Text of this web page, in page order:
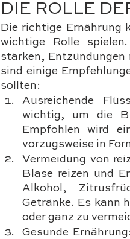
DIE ROLLE
Die richtige Ernährung
wichtige Rolle
stärken, Entzündungen
sind einige
sollten:
Ausreichende
wichtig, um die
Empfohlen wird
vorzugsweise in
Vermeidung von
Blase reizen und
Alkohol,
Getränke. Es kann
oder ganz zu
Gesunde